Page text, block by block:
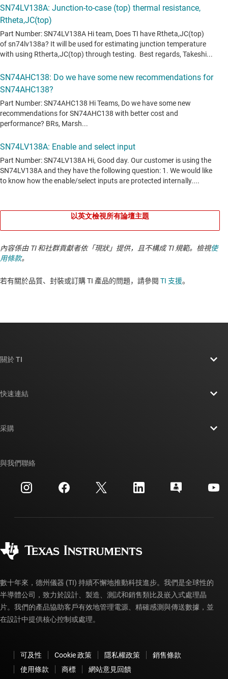
以英文檢視所有論壇主題
內容係由 TI 和社群貢獻者依「現狀」提供，且不構成 TI 規範。檢視使
用條款。
若有關於品質、封裝或訂購 TI 產品的問題，請參閱 TI 支援。​​​​​​​​​​​​​​
關於 TI
投資人關系
製造
快速連結
交互參考搜索
客戶支援中心
myTI 帳戶常見問題解答
采購
訂購 FAQ
與我們聯絡
數十年來，德州儀器 (TI) 持續不懈地推動科技進步。我們是全球性的
半導體公司，致力於設計、製造、測試和銷售類比及嵌入式處理晶
片。我們的產品協助客戶有效地管理電源、精確感測與傳送數據，並
在設計中提供核心控制或處理。
可及性 Cookie 政策 隱私權政策
銷售條款
使用條款
商標 網站意見回饋